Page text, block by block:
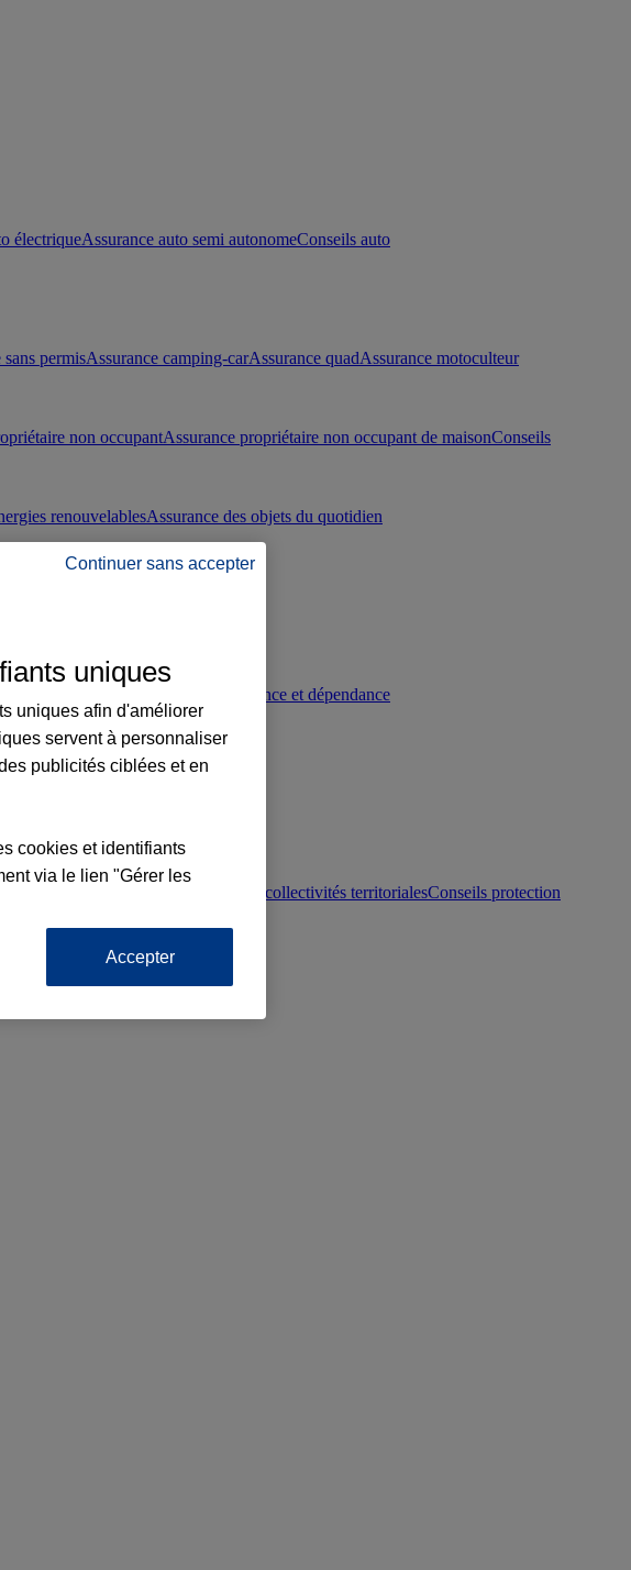
électriqueAssurance auto semi autonomeConseils auto
permisAssurance camping-carAssurance quadAssurance motoculteur
non occupantAssurance propriétaire non occupant de maisonConseils
renouvelablesAssurance des objets du quotidien
Conseils prévoyance et dépendance
Protection juridique collectivités territorialesConseils protection
Continuer sans accepter
uniques
uniques afin d'améliorer
servent à personnaliser
publicités ciblées et en
cookies et identifiants
via le lien "Gérer les
Accepter